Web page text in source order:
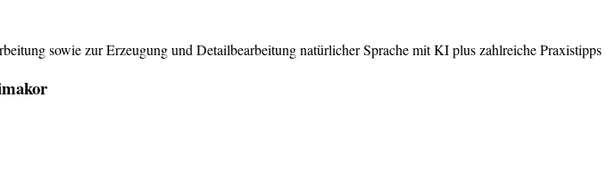
sowie zur Erzeugung und Detailbearbeitung natürlicher Sprache mit KI plus zahlreiche Praxistipps